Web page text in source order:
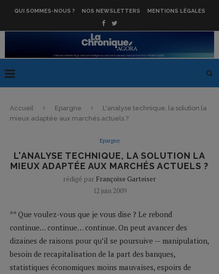
QUI SOMMES-NOUS ? NOS NEWSLETTERS MENTIONS LÉGALES
Accueil Epargne
L'analyse technique, la solution la
mieux adaptée aux marchés actuels ?
Epargne
L'ANALYSE TECHNIQUE, LA SOLUTION LA
MIEUX ADAPTÉE AUX MARCHÉS ACTUELS ?
rédigé par Françoise Garteiser
12 juin 2009
** Que voulez-vous que je vous dise ? Le rebond
continue… continue… continue. On peut avancer des
dizaines de raisons pour qu’il se poursuive — manipulation,
besoin de recapitalisation de la part des banques,
statistiques économiques moins mauvaises, espoirs de